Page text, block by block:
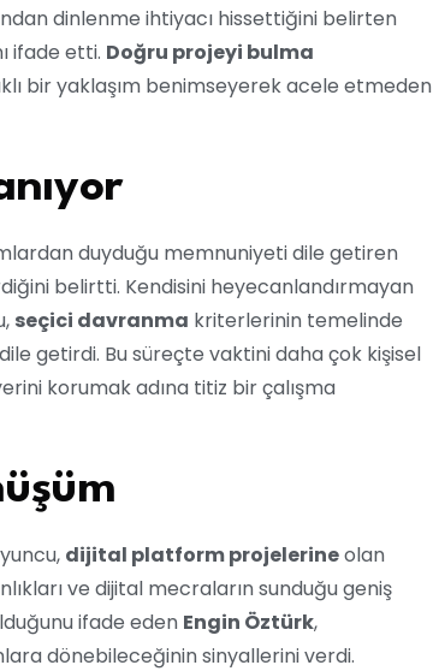
dinlenme ihtiyacı hissettiğini belirten
ifade etti. Doğru projeyi bulma
bir yaklaşım benimseyerek acele etmeden
duyduğu memnuniyeti dile getiren
belirtti. Kendisini heyecanlandırmayan
seçici davranma kriterlerinin temelinde
getirdi. Bu süreçte vaktini daha çok kişisel
korumak adına titiz bir çalışma
dijital platform projelerineolan
ve dijital mecraların sunduğu geniş
ifade eden Engin Öztürk,
dönebileceğinin sinyallerini verdi.